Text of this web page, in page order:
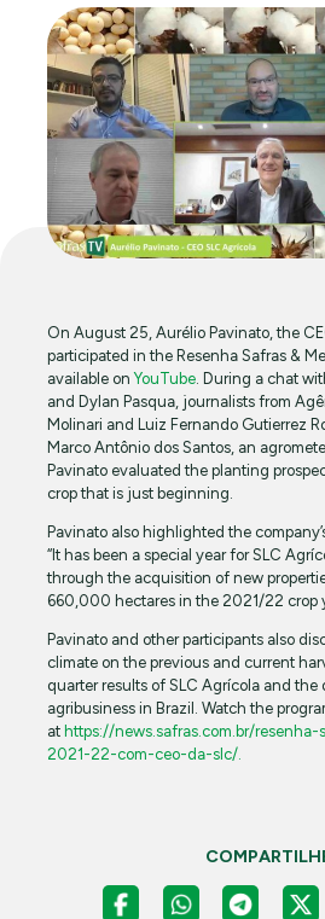
On August 25, Aurélio Pavinato, the
participated in the Resenha Safras &
available onYouTube. During a chat
and Dylan Pasqua, journalists from
Molinari and Luiz Fernando Gutierrez
Marco Antônio dos Santos, an
Pavinato evaluated the planting
crop that is just beginning.
Pavinato also highlighted the
“It has been a special year for SLC
through the acquisition of new
660,000 hectares in the 2021/22 crop
Pavinato and other participants also
climate on the previous and current
quarter results of SLC Agrícola and the
agribusiness in Brazil. Watch the
at https://news.safras.com.br/
2021-22-com-ceo-da-slc/.